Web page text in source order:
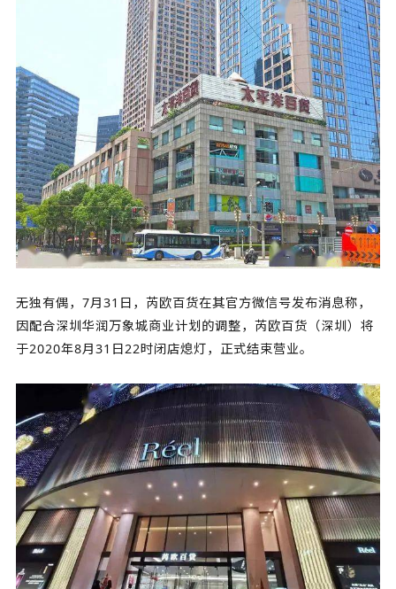
无独有偶，7月31日，芮欧百货在其官方微信号发布消息称，
因配合深圳华润万象城商业计划的调整，芮欧百货（深圳）将
于2020年8月31日22时闭店熄灯，正式结束营业。